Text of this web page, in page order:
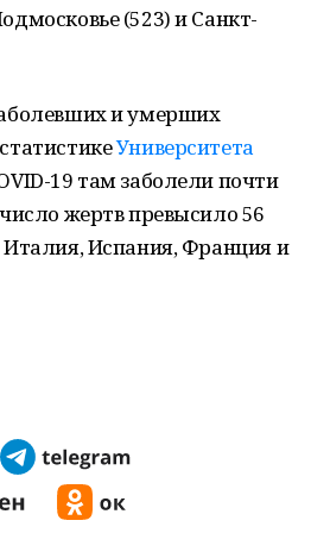
(523) и Санкт-
и умерших
Университета
19 там заболели почти
жертв превысило 56
Испания, Франция и